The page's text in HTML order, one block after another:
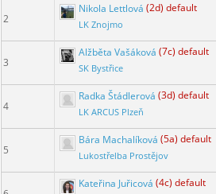
2
Nikola Lettlová (2d) default
LK Znojmo
3
Alžběta Vašáková (7c) default
SK Bystřice
4
Radka Štádlerová (3d) default
LK ARCUS Plzeň
5
Bára Machalíková (5a) default
Lukostřelba Prostějov
Kateřina Juřicová (4c) default